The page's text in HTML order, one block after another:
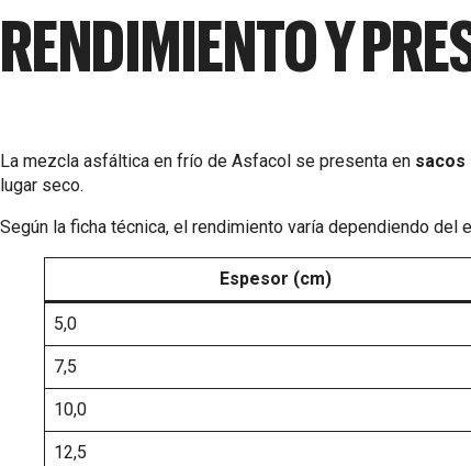
RENDIMIENTO Y
La mezcla asfáltica en frío de Asfacol se presenta en sacos
lugar seco.
Según la ficha técnica, el rendimiento varía dependiendo del
Espesor (cm)
5,0
7,5
10,0
12,5